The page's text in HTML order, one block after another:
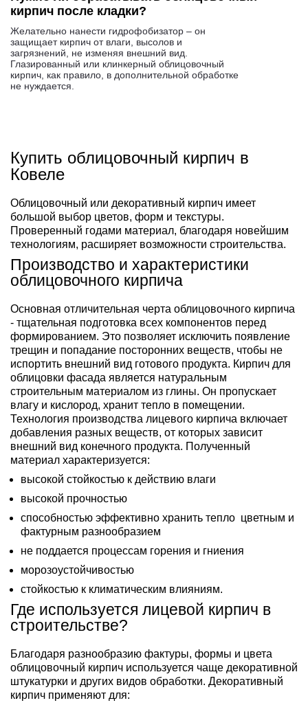
кирпич после кладки?
Желательно нанести гидрофобизатор – он
защищает кирпич от влаги, высолов и
загрязнений, не изменяя внешний вид.
Глазированный или клинкерный облицовочный
кирпич, как правило, в дополнительной обработке
не нуждается.
Купить облицовочный кирпич в
Ковеле
Облицовочный или декоративный кирпич имеет
большой выбор цветов, форм и текстуры.
Проверенный годами материал, благодаря новейшим
технологиям, расширяет возможности строительства.
Производство и характеристики
облицовочного кирпича
Основная отличительная черта облицовочного кирпича
- тщательная подготовка всех компонентов перед
формированием. Это позволяет исключить появление
трещин и попадание посторонних веществ, чтобы не
испортить внешний вид готового продукта. Кирпич для
облицовки фасада является натуральным
строительным материалом из глины. Он пропускает
влагу и кислород, хранит тепло в помещении.
Технология производства лицевого кирпича включает
добавления разных веществ, от которых зависит
внешний вид конечного продукта. Полученный
материал характеризуется:
высокой стойкостью к действию влаги
высокой прочностью
способностью эффективно хранить тепло цветным и
фактурным разнообразием
не поддается процессам горения и гниения
морозоустойчивостью
стойкостью к климатическим влияниям.
Где используется лицевой кирпич в
строительстве?
Благодаря разнообразию фактуры, формы и цвета
облицовочный кирпич используется чаще декоративной
штукатурки и других видов обработки. Декоративный
кирпич применяют для: